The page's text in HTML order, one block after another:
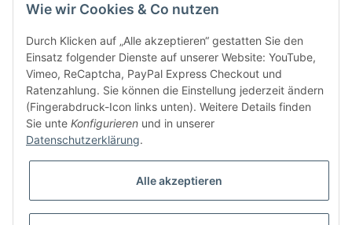
Bitte senden Sie mir entsprechend IhrerDatenschutzerklärungregelmäßig und
jederzeit widerruflich Informationen zu Ihrem Produktsortiment per E-Mail zu.
Wie wir Cookies & Co nutzen
Durch Klicken auf „Alle akzeptieren“ gestatten Sie den
Einsatz folgender Dienste auf unserer Website: YouTube,
Vimeo, ReCaptcha, PayPal Express Checkout und
Ratenzahlung. Sie können die Einstellung jederzeit ändern
(Fingerabdruck-Icon links unten). Weitere Details finden
Sie unte Konfigurieren und in unserer
Datenschutzerklärung.
Alle akzeptieren